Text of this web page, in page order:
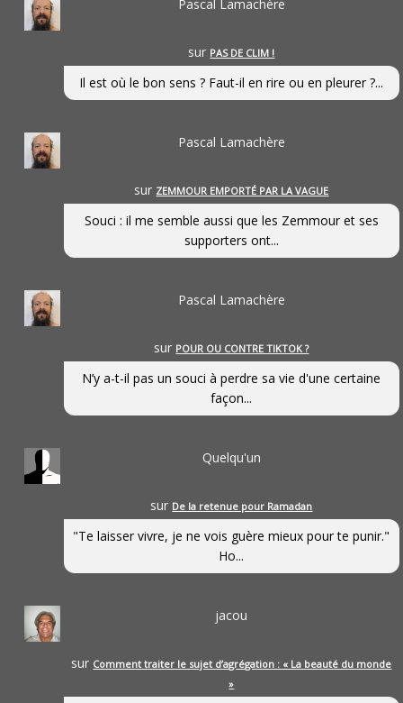
Pascal Lamachère
sur PAS DE CLIM !
Il est où le bon sens ? Faut-il en rire ou en pleurer ?...
Pascal Lamachère
sur ZEMMOUR EMPORTÉ PAR LA VAGUE
Souci : il me semble aussi que les Zemmour et ses
supporters ont...
Pascal Lamachère
sur POUR OU CONTRE TIKTOK ?
N’y a-t-il pas un souci à perdre sa vie d'une certaine
façon...
Quelqu'un
sur De la retenue pour Ramadan
"Te laisser vivre, je ne vois guère mieux pour te punir."
Ho...
jacou
sur Comment traiter le sujet d’agrégation : « La beauté du monde
»